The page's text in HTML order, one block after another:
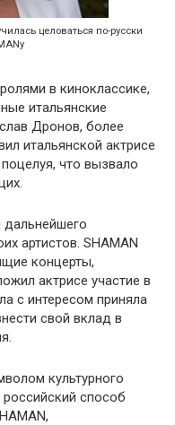
целоваться по-русски
в киноклассике,
итальянские
Дронов, более
итальянской актрисе
что вызвало
артистов. SHAMAN
концерты,
актрисе участие в
с интересом приняла
свой вклад в
культурного
способ